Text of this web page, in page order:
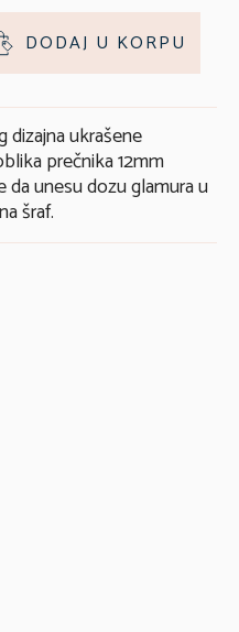
DODAJ U KORPU
dizajna ukrašene
prečnika 12mm
da unesu dozu glamura u
šraf.